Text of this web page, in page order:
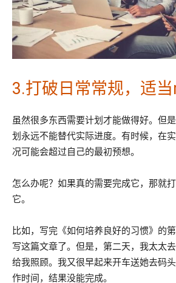
3.打破日常常规，适
虽然很多东西需要计划才能做得好。但
划永远不能替代实际进度。有时候，在
况可能会超过自己的最初预想。
怎么办呢？如果真的需要完成它，那就
它。
比如，写完《如何培养良好的习惯》的
写这篇文章了。但是，第二天，我太太
给我照顾。我又很早起来开车送她去码
作时间，结果没能完成。